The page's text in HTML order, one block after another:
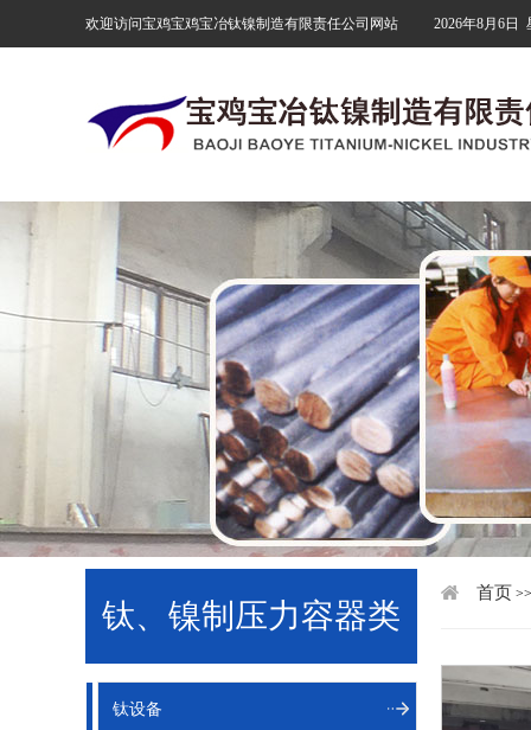
欢迎访问宝鸡宝鸡宝冶钛镍制造有限责任公司网站 2026年8月6日
钛、镍制压力容器类
钛设备
首页